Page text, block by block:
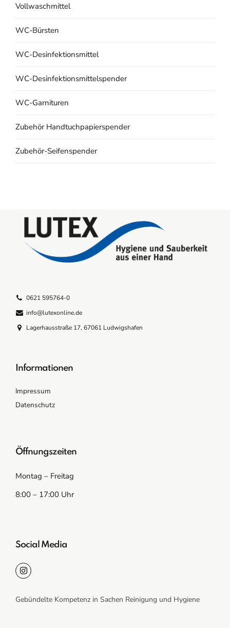
Vollwaschmittel
WC-Bürsten
WC-Desinfektionsmittel
WC-Desinfektionsmittelspender
WC-Garnituren
Zubehör Handtuchpapierspender
Zubehör-Seifenspender
0621 595764-0
info@lutexonline.de
Lagerhausstraße 17, 67061 Ludwigshafen
Informationen
Impressum
Datenschutz
Öffnungszeiten
Montag – Freitag
8:00 – 17:00 Uhr
Social Media
Gebündelte Kompetenz in Sachen Reinigung und Hygiene